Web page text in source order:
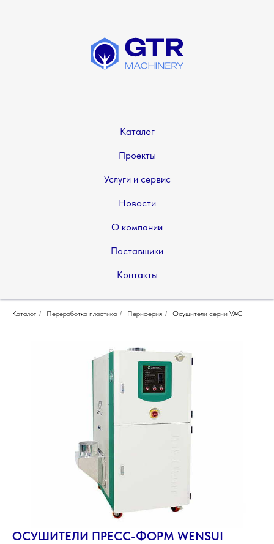
Каталог
Проекты
Услуги и сервис
Новости
О компании
Поставщики
Контакты
Каталог / Переработка пластика / Периферия / Осушители серии VAC
ОСУШИТЕЛИ ПРЕСС-ФОРМ WENSUI